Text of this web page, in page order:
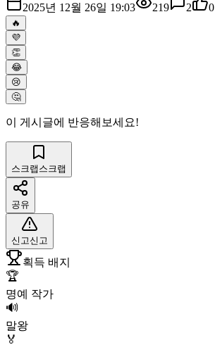
2025년 12월 26일 19:03
219 2 0
🔥
💜
👏
😂
😢
🤔
이 게시글에 반응해보세요!
스크랩 스크랩
공유
신고신고
획득 배지
🏆
명예 작가
🔊
말왕
🏅